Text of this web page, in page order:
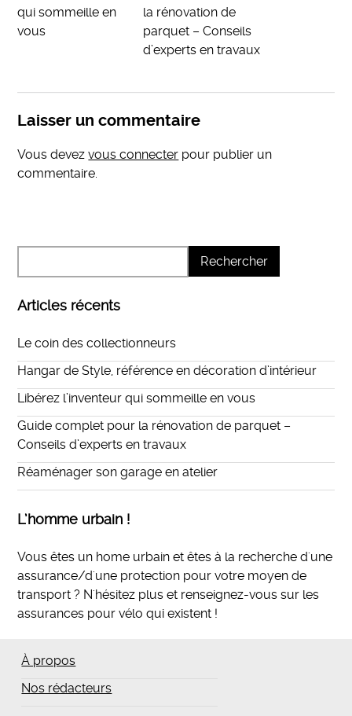
qui sommeille en
vous
la rénovation de
parquet – Conseils
d’experts en travaux
Laisser un commentaire
Vous devezvous connecter pour publier un
commentaire.
Articles récents
Le coin des collectionneurs
Hangar de Style, référence en décoration d’intérieur
Libérez l’inventeur qui sommeille en vous
Guide complet pour la rénovation de parquet –
Conseils d’experts en travaux
Réaménager son garage en atelier
L’homme urbain !
Vous êtes un home urbain et êtes à la recherche d'une
assurance/d'une protection pour votre moyen de
transport ? N'hésitez plus et renseignez-vous sur les
assurances pour vélo qui existent !
À propos
Nos rédacteurs